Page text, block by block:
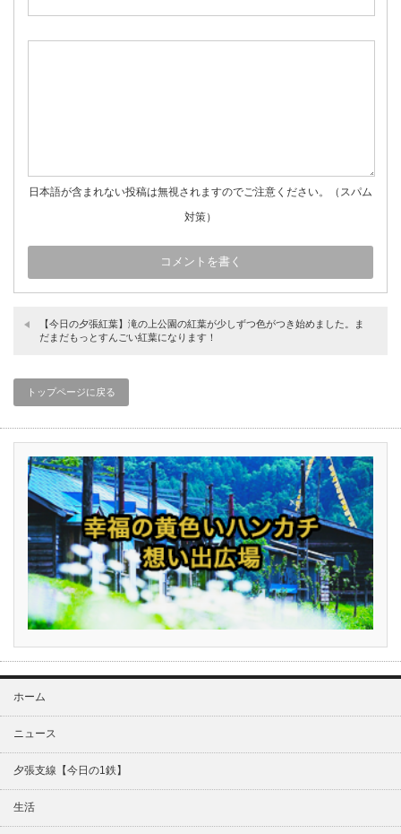
日本語が含まれない投稿は無視されますのでご注意ください。（スパム
対策）
【今日の夕張紅葉】滝の上公園の紅葉が少しずつ色がつき始めました。ま
だまだもっとすんごい紅葉になります！
トップページに戻る
ホーム
ニュース
夕張支線【今日の1鉄】
生活